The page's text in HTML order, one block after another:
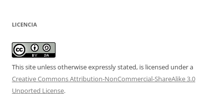
LICENCIA
This site unless otherwise expressly stated, is licensed under a
Creative Commons Attribution-NonCommercial-ShareAlike 3.0
Unported License.